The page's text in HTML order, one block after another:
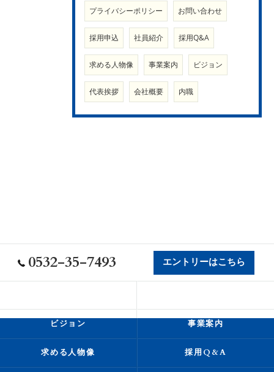
プライバシーポリシー お問い合わせ
採用申込 社員紹介 採用Q&A
求める人物像 事業案内 ビジョン
代表挨拶 会社概要 内職
0532-35-7493 エントリーはこちら
ビジョン 事業案内
求める人物像 採用Q&A